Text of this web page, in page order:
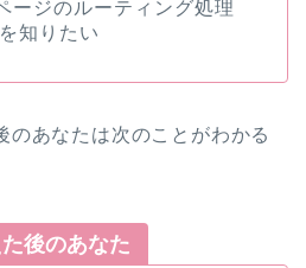
ージのルーティング処理
知りたい
のあなたは次のことがわかる
後のあなた